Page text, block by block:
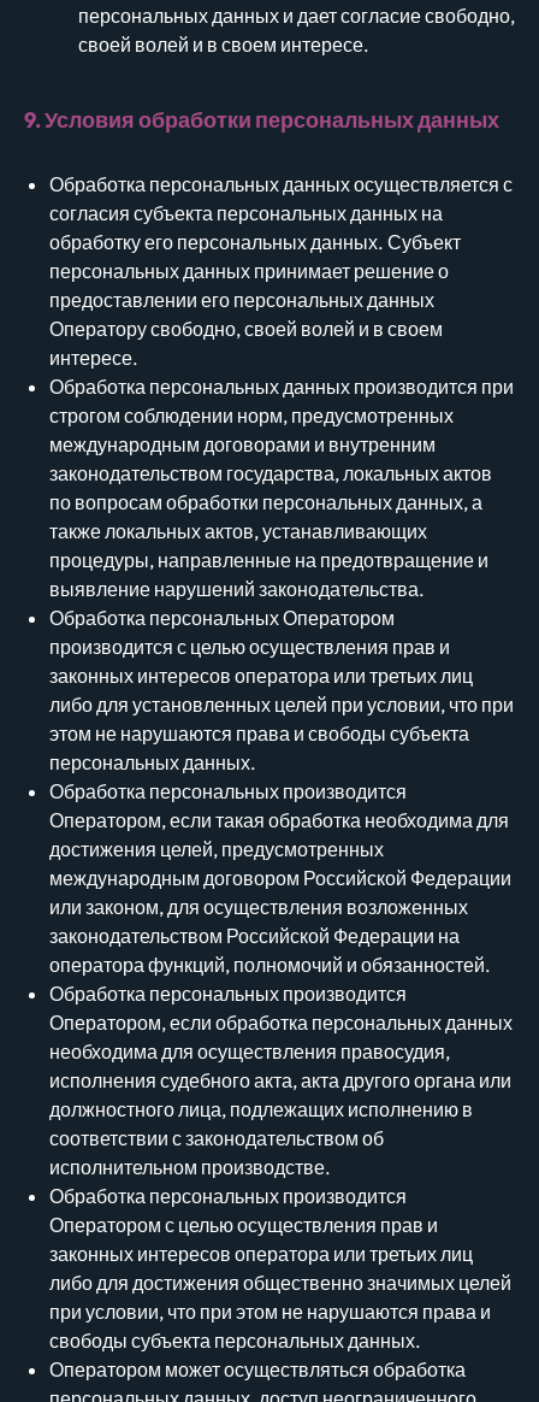
персональных данных и дает согласие свободно,
своей волей и в своем интересе.
9. Условия обработки персональных данных
Обработка персональных данных осуществляется с
согласия субъекта персональных данных на
обработку его персональных данных. Субъект
персональных данных принимает решение о
предоставлении его персональных данных
Оператору свободно, своей волей и в своем
интересе.
Обработка персональных данных производится при
строгом соблюдении норм, предусмотренных
международным договорами и внутренним
законодательством государства, локальных актов
по вопросам обработки персональных данных, а
также локальных актов, устанавливающих
процедуры, направленные на предотвращение и
выявление нарушений законодательства.
Обработка персональных Оператором
производится с целью осуществления прав и
законных интересов оператора или третьих лиц
либо для установленных целей при условии, что при
этом не нарушаются права и свободы субъекта
персональных данных.
Обработка персональных производится
Оператором, если такая обработка необходима для
достижения целей, предусмотренных
международным договором Российской Федерации
или законом, для осуществления возложенных
законодательством Российской Федерации на
оператора функций, полномочий и обязанностей.
Обработка персональных производится
Оператором, если обработка персональных данных
необходима для осуществления правосудия,
исполнения судебного акта, акта другого органа или
должностного лица, подлежащих исполнению в
соответствии с законодательством об
исполнительном производстве.
Обработка персональных производится
Оператором с целью осуществления прав и
законных интересов оператора или третьих лиц
либо для достижения общественно значимых целей
при условии, что при этом не нарушаются права и
свободы субъекта персональных данных.
Оператором может осуществляться обработка